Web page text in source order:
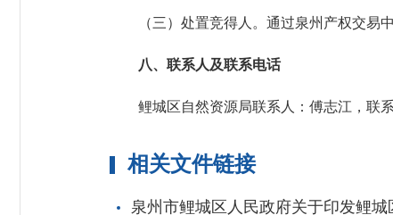
（三）处置竞得人。通过泉州产权交易中
八、联系人及联系电话
鲤城区自然资源局联系人：傅志江，联系
相关文件链接
泉州市鲤城区人民政府关于印发鲤